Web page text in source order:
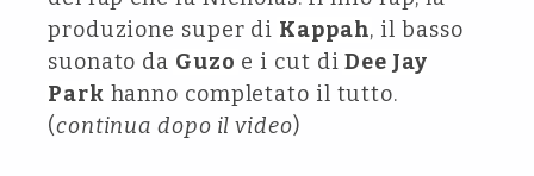
produzione super di Kappah, il basso
suonato da Guzo e i cut diDee Jay
Park hanno completato il tutto.
(continua dopo il video)